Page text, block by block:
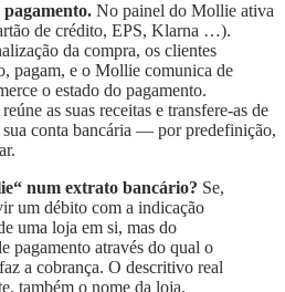
No painel do Mollie ativa
de crédito, EPS, Klarna …).
da compra, os clientes
pagam, e o Mollie comunica de
o estado do pagamento.
as suas receitas e transfere-as de
sua conta bancária — por predefinição,
num extrato bancário? Se,
um débito com a indicação
uma loja em si, mas do
pagamento através do qual o
a cobrança. O descritivo real
também o nome da loja.